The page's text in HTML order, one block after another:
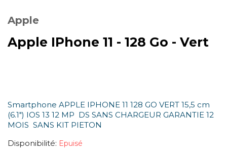
Apple
Apple IPhone 11 - 128 Go - Vert
Smartphone APPLE IPHONE 11 128 GO VERT 15,5 cm
(6.1") IOS 13 12 MP DS SANS CHARGEUR GARANTIE 12
MOIS SANS KIT PIETON
Disponibilité: Epuisé